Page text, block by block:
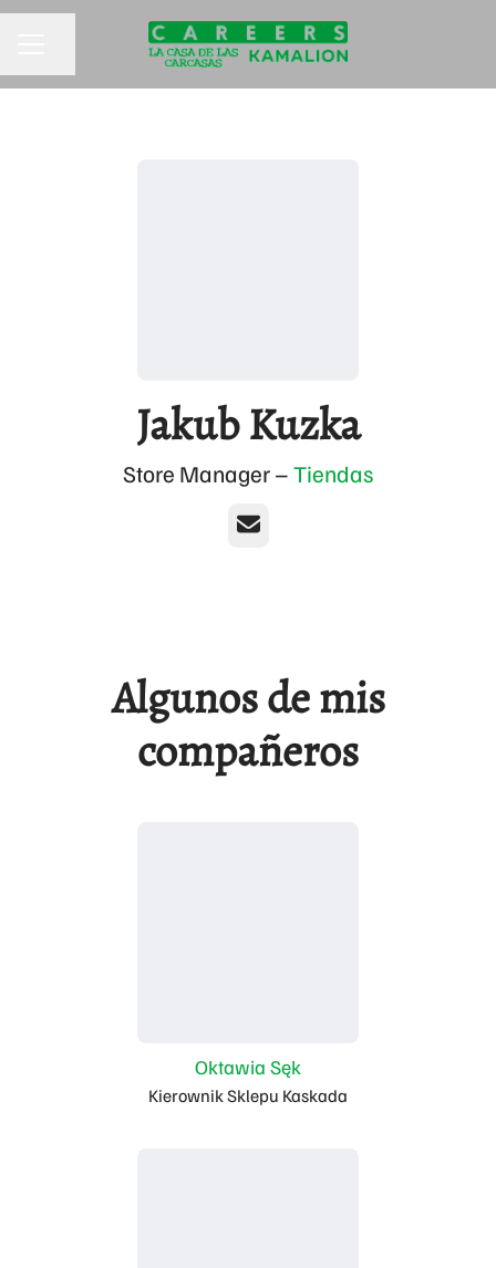
MENÚ DE EMPLEO
Compartir página
Jakub Kuzka
Store Manager –Tiendas
Correo electrónico
Algunos de mis
compañeros
Oktawia Sęk
Kierownik Sklepu Kaskada